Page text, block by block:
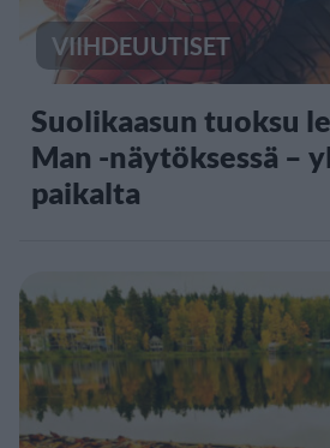
VIIHDEUUTISET
Suolikaasun tuoksu
Man -näytöksessä –
paikalta